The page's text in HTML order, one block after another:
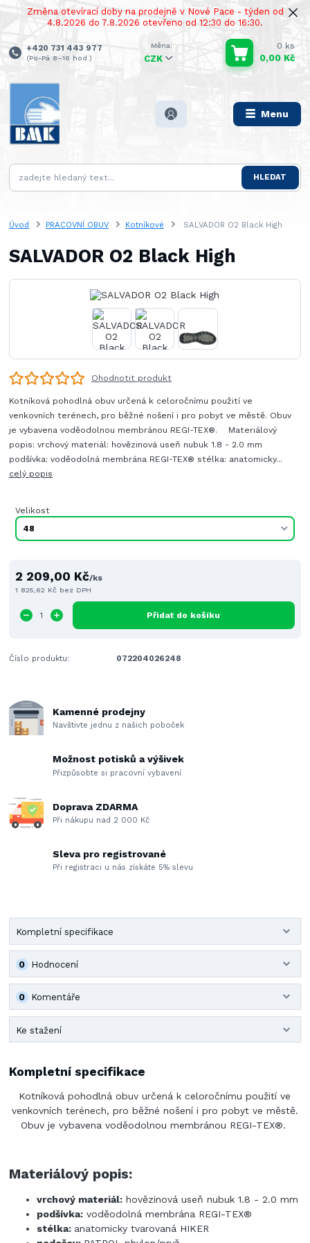
Změna otevírací doby na prodejně v Nové Pace - týden od
4.8.2026 do 7.8.2026 otevřeno od 12:30 do 16:30.
Menu
CZK
HLEDAT
+420 731 443 977
(Po-Pá 8–16 hod.)
0 ks
0,00 Kč
Úvod PRACOVNÍ OBUV Kotníkové SALVADOR O2 Black High
SALVADOR O2 Black High
Ohodnotit produkt
Kotníková pohodlná obuv určená k celoročnímu použití ve
venkovních terénech, pro běžné nošení i pro pobyt ve městě. Obuv
je vybavena voděodolnou membránou REGI-TEX®. Materiálový
popis: vrchový materiál: hovězinová useň nubuk 1.8 - 2.0 mm
podšívka: voděodolná membrána REGI-TEX® stélka: anatomicky...
celý popis
Velikost
2 209,00 Kč/ks
1 825,62 Kč bez DPH
Přidat do košíku
Číslo produktu: 072204026248
Kamenné prodejny
Navštivte jednu z našich poboček
Možnost potisků a výšivek
Přizpůsobte si pracovní vybavení
Doprava ZDARMA
Při nákupu nad 2 000 Kč
Sleva pro registrované
Při registraci u nás získáte 5% slevu
Kompletní specifikace
Hodnocení
0
Komentáře
0
Ke stažení
Kompletní specifikace
Kotníková pohodlná obuv určená k celoročnímu použití ve
venkovních terénech, pro běžné nošení i pro pobyt ve městě.
Obuv je vybavena voděodolnou membránou REGI-TEX®.
Materiálový popis:
vrchový materiál: hovězinová useň nubuk 1.8 - 2.0 mm
podšívka: voděodolná membrána REGI-TEX®
stélka: anatomicky tvarovaná HIKER